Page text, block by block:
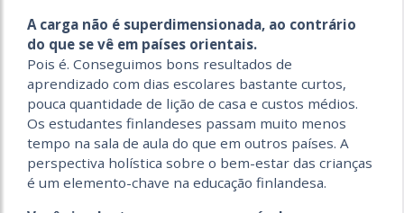
A carga não é superdimensionada, ao contrário
do que se vê em países orientais.
Pois é. Conseguimos bons resultados de
aprendizado com dias escolares bastante curtos,
pouca quantidade de lição de casa e custos médios.
Os estudantes finlandeses passam muito menos
tempo na sala de aula do que em outros países. A
perspectiva holística sobre o bem-estar das crianças
é um elemento-chave na educação finlandesa.